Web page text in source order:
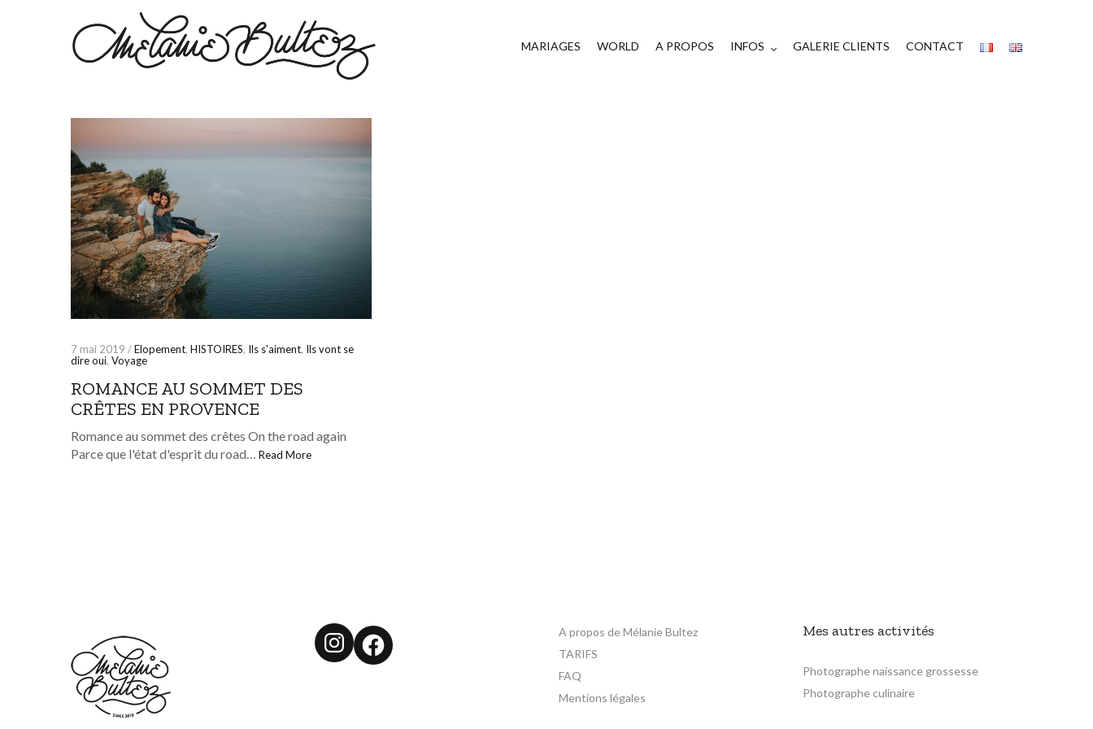
MARIAGES WORLD A PROPOS INFOS GALERIE CLIENTS CONTACT
7 mai 2019 /Elopement, HISTOIRES, Ils s'aiment, Ils vont se
dire oui, Voyage
ROMANCE AU SOMMET DES
CRÊTES EN PROVENCE
Romance au sommet des crêtes On the road again
Parce que l'état d'esprit du road… Read More
Instagram
Facebook
A propos de Mélanie Bultez
TARIFS
FAQ
Mentions légales
Mes autres activités
Photographe naissance grossesse
Photographe culinaire